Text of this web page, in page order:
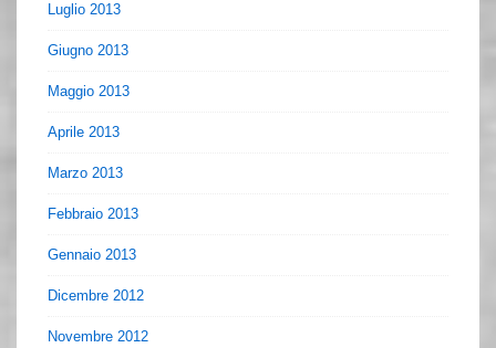
Luglio 2013
Giugno 2013
Maggio 2013
Aprile 2013
Marzo 2013
Febbraio 2013
Gennaio 2013
Dicembre 2012
Novembre 2012